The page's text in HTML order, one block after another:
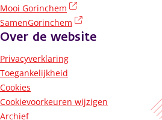
Mooi Gorinchem
SamenGorinchem
Over de website
Privacyverklaring
Toegankelijkheid
Cookies
Cookievoorkeuren wijzigen
Archief